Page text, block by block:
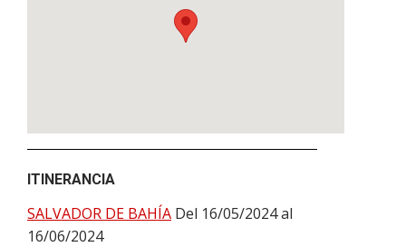
ITINERANCIA
SALVADOR DE BAHÍA Del 16/05/2024 al
16/06/2024